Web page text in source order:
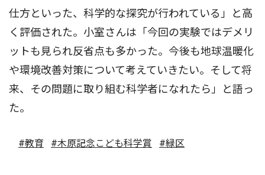
仕方といった、科学的な探究が行われている」と高
く評価された。小室さんは「今回の実験ではデメリ
ットも見られ反省点も多かった。今後も地球温暖化
や環境改善対策について考えていきたい。そして将
来、その問題に取り組む科学者になれたら」と語っ
た。
#教育 #木原記念こども科学賞 #緑区